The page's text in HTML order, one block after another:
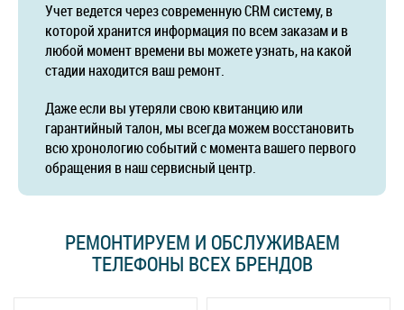
Учет ведется через современную CRM систему, в
которой хранится информация по всем заказам и в
любой момент времени вы можете узнать, на какой
стадии находится ваш ремонт.
Даже если вы утеряли свою квитанцию или
гарантийный талон, мы всегда можем восстановить
всю хронологию событий с момента вашего первого
обращения в наш сервисный центр.
РЕМОНТИРУЕМ И ОБСЛУЖИВАЕМ
ТЕЛЕФОНЫ ВСЕХ БРЕНДОВ